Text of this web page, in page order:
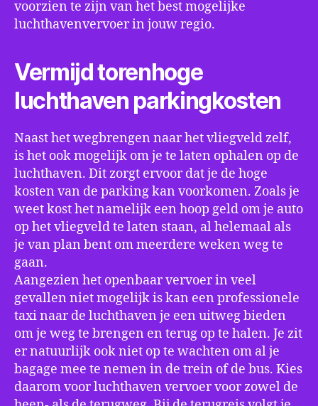
voorzien te zijn van het best mogelijke
luchthavenvervoer in jouw regio.
Vermijd torenhoge
luchthaven parkingkosten
Naast het wegbrengen naar het vliegveld zelf,
is het ook mogelijk om je te laten ophalen op de
luchthaven. Dit zorgt ervoor dat je de hoge
kosten van de parking kan voorkomen. Zoals je
weet kost het namelijk een hoop geld om je auto
op het vliegveld te laten staan, al helemaal als
je van plan bent om meerdere weken weg te
gaan.
Aangezien het openbaar vervoer in veel
gevallen niet mogelijk is kan een professionele
taxi naar de luchthaven je een uitweg bieden
om je weg te brengen en terug op te halen. Je zit
er natuurlijk ook niet op te wachten om al je
bagage mee te nemen in de trein of de bus. Kies
daarom voor luchthaven vervoer voor zowel de